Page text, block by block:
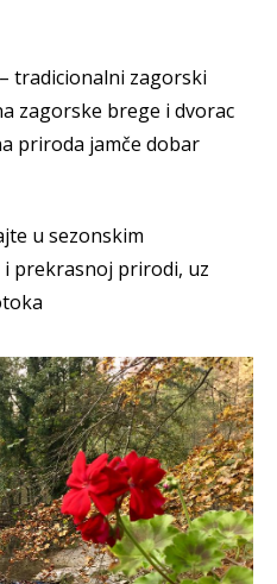
– tradicionalni zagorski
zagorske brege i dvorac
priroda jamče dobar
u sezonskim
prekrasnoj prirodi, uz